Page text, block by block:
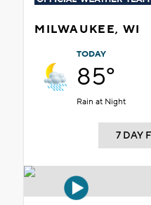
MILWAUKEE, WI
TODAY
85°
Rain at Night
7 DAY